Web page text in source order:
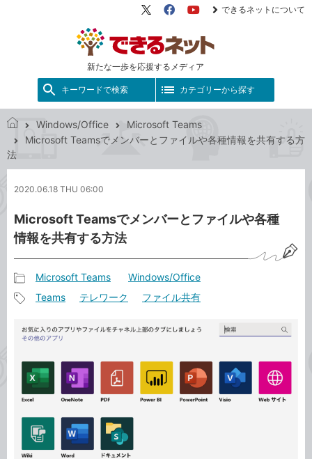
新たな一歩を応援するメディア
X（旧
FacebookYouTube
できるネットについて
キーワードで検索 カテゴリーから探す
で
ッ
Windows/Office
Microsoft Teams
Microsoft Teamsでメンバーとファイルや各種情報を共有する方
法
2020.06.18 THU 06:00
Microsoft Teamsでメンバーとファイルや各種
情報を共有する方法
事
テ
リ
Microsoft Teams Windows/Office
事
タ
グ
Teams テレワーク ファイル共有